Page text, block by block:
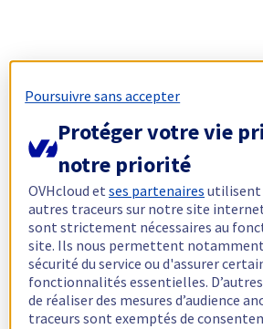
Poursuivre sans accepter
Protéger votre vie
notre priorité
OVHcloud etses partenaires utilisent
autres traceurs sur notre site
sont strictement nécessaires au
site. Ils nous permettent
sécurité du service ou d'assurer
fonctionnalités essentielles.
de réaliser des mesures d’audience
traceurs sont exemptés de